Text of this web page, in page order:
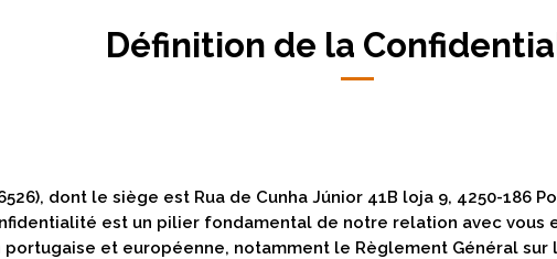
Définition de la
dont le siège est Rua de Cunha Júnior 41B loja 9, 4250-186
est un pilier fondamental de notre relation avec vous
et européenne, notamment le Règlement Général sur